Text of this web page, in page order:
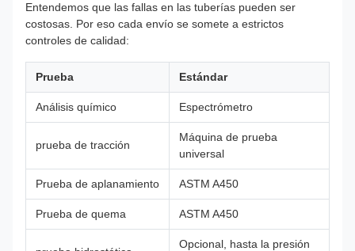
Entendemos que las fallas en las tuberías pueden ser
costosas. Por eso cada envío se somete a estrictos
controles de calidad:
Prueba Estándar
Análisis químico Espectrómetro
prueba de tracción
Máquina de prueba
universal
Prueba de aplanamiento ASTM A450
Prueba de quema ASTM A450
Opcional, hasta la presión